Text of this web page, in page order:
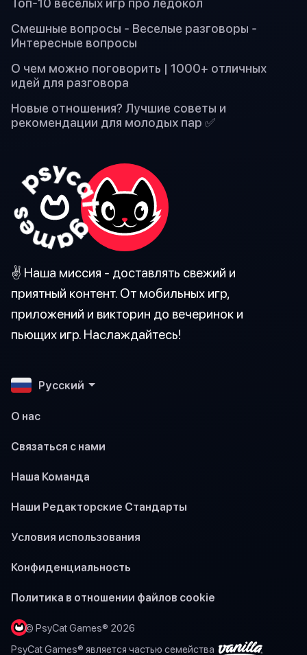
Топ-10 веселых игр про ледокол
Смешные вопросы - Веселые разговоры -
Интересные вопросы
О чем можно поговорить | 1000+ отличных
идей для разговора
Новые отношения? Лучшие советы и
рекомендации для молодых пар ✅
✌️ Наша миссия - доставлять свежий и
приятный контент. От мобильных игр,
приложений и викторин до вечеринок и
пьющих игр. Наслаждайтесь!
Pусский
О нас
Связаться с нами
Наша Команда
Наши Редакторские Стандарты
Условия использования
Конфиденциальность
Политика в отношении файлов cookie
© PsyCat Games® 2026
PsyCat Games® является частью семейства